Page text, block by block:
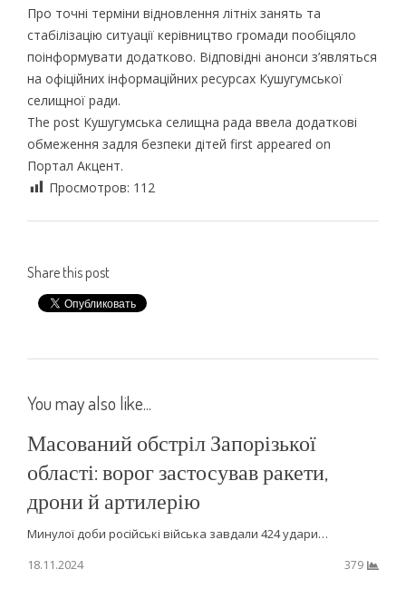
Про точні терміни відновлення літніх занять та
стабілізацію ситуації керівництво громади пообіцяло
поінформувати додатково. Відповідні анонси з’являться
на офіційних інформаційних ресурсах Кушугумської
селищної ради.
The post Кушугумська селищна рада ввела додаткові
обмеження задля безпеки дітей first appeared on
Портал Акцент.
Просмотров: 112
Share this post
You may also like...
Масований обстріл Запорізької
області: ворог застосував ракети,
дрони й артилерію
Минулої доби російські війська завдали 424 удари…
18.11.2024
379